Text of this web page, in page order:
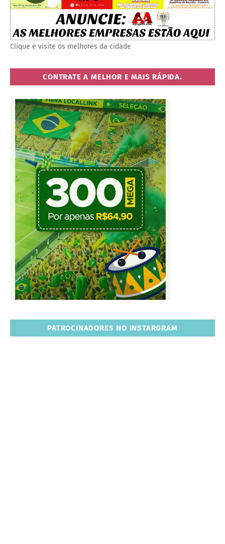
Clique e visite os melhores da cidade
CONTRATE A MELHOR E MAIS RÁPIDA.
PATROCINADORES NO INSTARGRAM